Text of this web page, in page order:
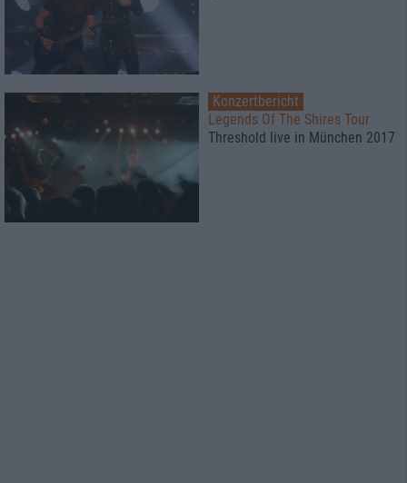
Konzertbericht
Legends Of The Shires Tour
Threshold live in München 2017